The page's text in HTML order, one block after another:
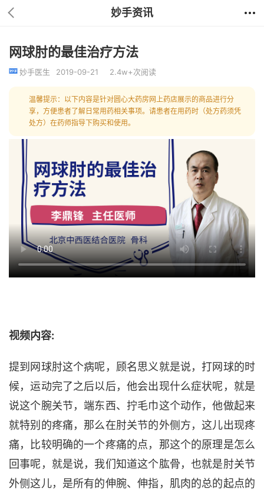
妙手资讯
网球肘的最佳治疗方法
妙手医生 2019-09-21 2.4w+次阅读
温馨提示：以下内容是针对圆心大药房网上药店展示的商品进行分
享，方便患者了解日常用药相关事项。请患者在用药时（处方药须凭
处方）在药师指导下购买和使用。
视频内容:
提到网球肘这个病呢，顾名思义就是说，打网球的时
候，运动完了之后以后，他会出现什么症状呢，就是
说这个腕关节，端东西、 拧毛巾这个动作，他做起来
就特别的疼痛，那么在肘关节的外侧方，这儿出现疼
痛，比较明确的一个疼痛的点，那这个的原理是怎么
回事呢，就是说，我们知道这个肱骨，也就是肘关节
外侧这儿，是所有的伸腕、伸指，肌肉的总的起点的